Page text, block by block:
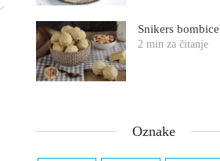
Snikers bombice
2 min za čitanje
Oznake